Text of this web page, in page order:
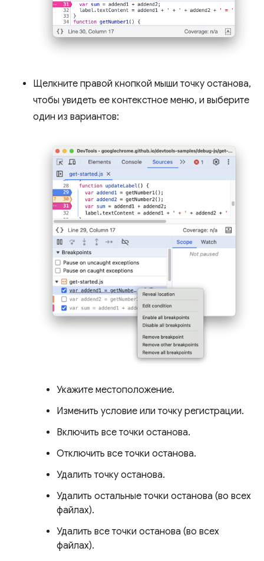
Щелкните правой кнопкой мыши точку останова,
чтобы увидеть ее контекстное меню, и выберите
один из вариантов:
Укажите местоположение.
Изменить условие или точку регистрации.
Включить все точки останова.
Отключить все точки останова.
Удалить точку останова.
Удалить остальные точки останова (во всех
файлах).
Удалить все точки останова (во всех
файлах).